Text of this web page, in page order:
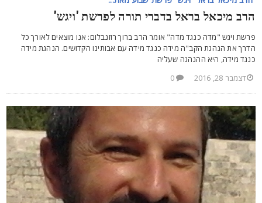
מיכאל בראל בדברי תורה לפרשת 'ויגש'
ויגש "מדה כנגד מדה" אומר הרב ברוך רוזנבלום: אנו מוצאים לאורך כל
את הנהגת הקב"ה מידה כנגד מידה עם אבותינו הקדושים. הנהגת מידה
מידה, היא ההנהגה שעליה
דצמבר 28, 2016
0